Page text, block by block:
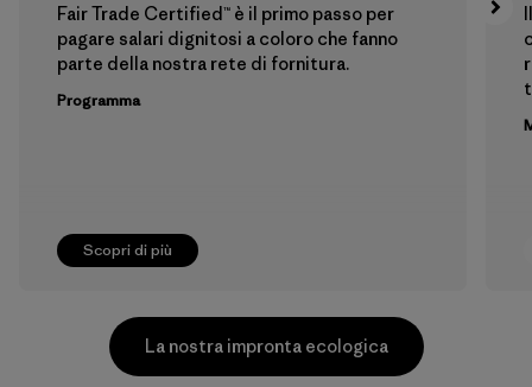
Scopri di più
Fair Trade Certified™ è il primo passo per
pagare salari dignitosi a coloro che fanno
parte della nostra rete di fornitura.
Programma
La nostra impronta ecologica